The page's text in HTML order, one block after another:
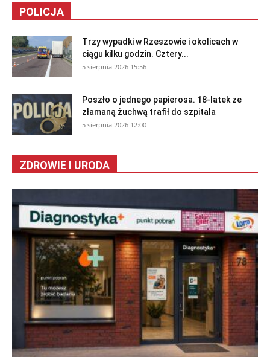
POLICJA
Trzy wypadki w Rzeszowie i okolicach w
ciągu kilku godzin. Cztery...
5 sierpnia 2026 15:56
Poszło o jednego papierosa. 18-latek ze
złamaną żuchwą trafił do szpitala
5 sierpnia 2026 12:00
ZDROWIE I URODA